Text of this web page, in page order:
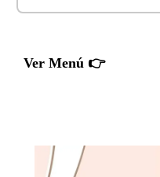
Ver Menú 👉